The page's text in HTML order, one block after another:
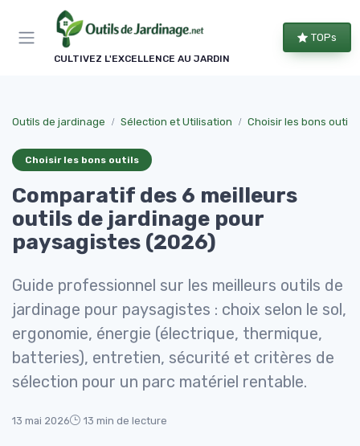
CULTIVEZ L'EXCELLENCE AU JARDIN
TOPs
Outils de jardinage Sélection et Utilisation Choisir les bons outils
Choisir les bons outils
Comparatif des 6 meilleurs
outils de jardinage pour
paysagistes (2026)
Guide professionnel sur les meilleurs outils de
jardinage pour paysagistes : choix selon le sol,
ergonomie, énergie (électrique, thermique,
batteries), entretien, sécurité et critères de
sélection pour un parc matériel rentable.
13 mai 2026 13 min de lecture
Panneau de gestion des cookies